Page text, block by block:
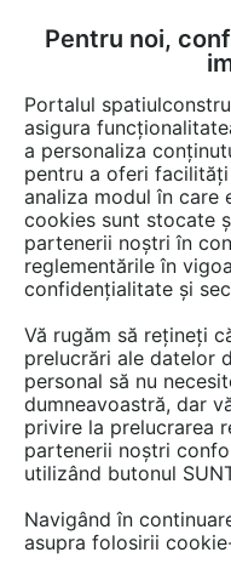
CUM SE FACE
EȘTI AICI: Documentații
Baterie cu
lavoar
VENUS E Tip
ND-M
Limba: Engleza, Germana,
Tip documentatie:
Pentru noi,
Portalul
asigura
a personaliza
pentru a oferi
analiza modul în care
cookies sunt stocate
partenerii noștri în
reglementările în
confidențialitate și
Vă rugăm să rețineți
prelucrări ale datelor
personal să nu
dumneavoastră, dar
privire la prelucrarea
partenerii noștri
utilizând butonul
Navigând în
asupra folosirii